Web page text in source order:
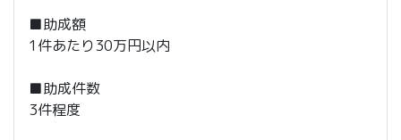
■助成額
1件あたり30万円以内
■助成件数
3件程度